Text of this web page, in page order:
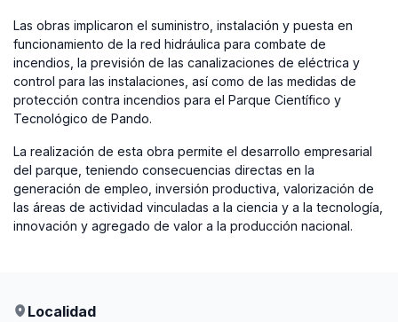
Las obras implicaron el suministro, instalación y puesta en
funcionamiento de la red hidráulica para combate de
incendios, la previsión de las canalizaciones de eléctrica y
control para las instalaciones, así como de las medidas de
protección contra incendios para el Parque Científico y
Tecnológico de Pando.
La realización de esta obra permite el desarrollo empresarial
del parque, teniendo consecuencias directas en la
generación de empleo, inversión productiva, valorización de
las áreas de actividad vinculadas a la ciencia y a la tecnología,
innovación y agregado de valor a la producción nacional.
Localidad